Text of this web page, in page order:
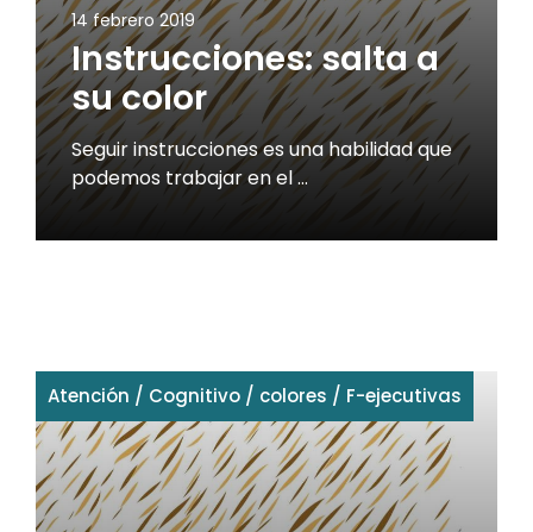
14 febrero 2019
Instrucciones: salta a
su color
Seguir instrucciones es una habilidad que
podemos trabajar en el …
Atención / Cognitivo / colores / F-ejecutivas